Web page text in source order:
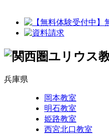
ユリ
兵庫県
岡本教室
明石教室
姫路教室
西宮北口教室